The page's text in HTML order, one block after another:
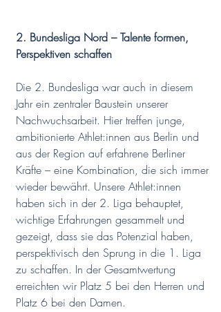
2. Bundesliga Nord – Talente formen,
Perspektiven schaffen
Die 2. Bundesliga war auch in diesem
Jahr ein zentraler Baustein unserer
Nachwuchsarbeit. Hier treffen junge,
ambitionierte Athlet:innen aus Berlin und
aus der Region auf erfahrene Berliner
Kräfte – eine Kombination, die sich immer
wieder bewährt. Unsere Athlet:innen
haben sich in der 2. Liga behauptet,
wichtige Erfahrungen gesammelt und
gezeigt, dass sie das Potenzial haben,
perspektivisch den Sprung in die 1. Liga
zu schaffen. In der Gesamtwertung
erreichten wir Platz 5 bei den Herren und
Platz 6 bei den Damen.